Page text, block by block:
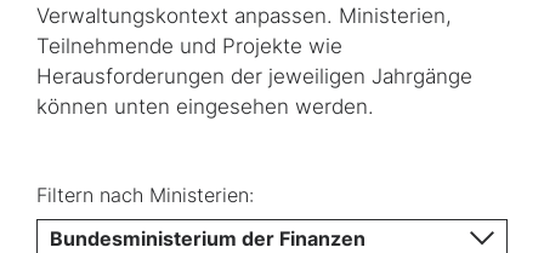
Verwaltungskontext anpassen. Ministerien,
Teilnehmende und Projekte wie
Herausforderungen der jeweiligen Jahrgänge
können unten eingesehen werden.
Filtern nach Ministerien:
Bundesministerium der Finanzen